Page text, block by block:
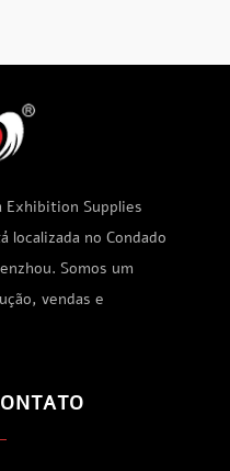
Exhibition Supplies
localizada no Condado
Somos um
vendas e